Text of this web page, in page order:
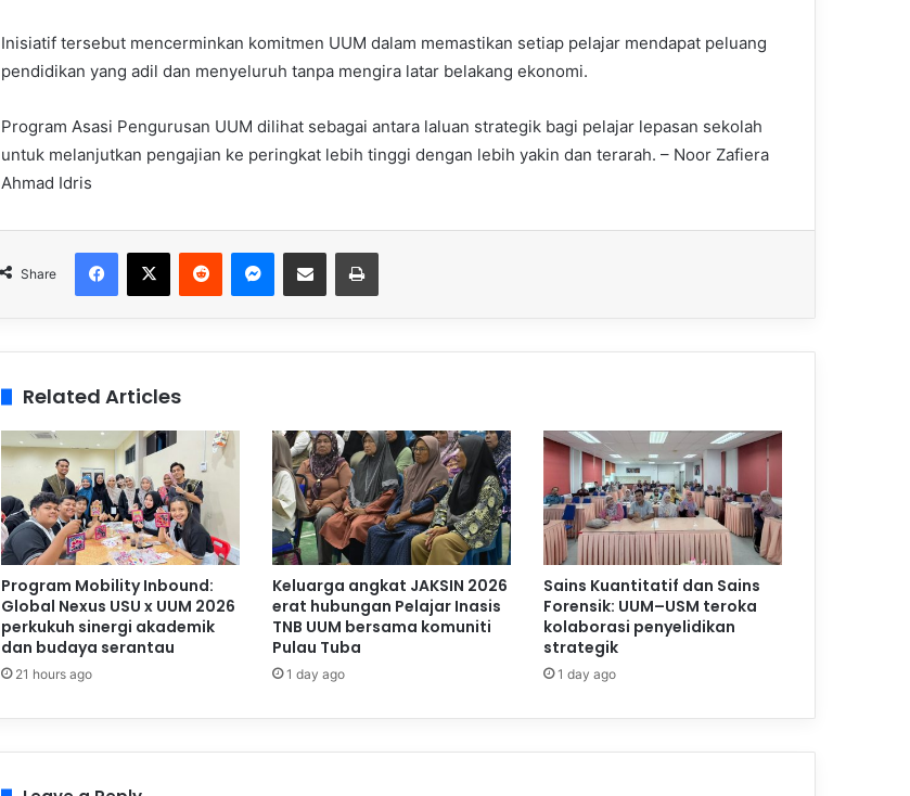
Inisiatif tersebut mencerminkan komitmen UUM dalam memastikan setiap pelajar mendapat peluang
pendidikan yang adil dan menyeluruh tanpa mengira latar belakang ekonomi.
Program Asasi Pengurusan UUM dilihat sebagai antara laluan strategik bagi pelajar lepasan sekolah
untuk melanjutkan pengajian ke peringkat lebih tinggi dengan lebih yakin dan terarah. – Noor Zafiera
Ahmad Idris
Share
Related Articles
Program Mobility Inbound:
Global Nexus USU x UUM 2026
perkukuh sinergi akademik
dan budaya serantau
21 hours ago
Keluarga angkat JAKSIN 2026
erat hubungan Pelajar Inasis
TNB UUM bersama komuniti
Pulau Tuba
1 day ago
Sains Kuantitatif dan Sains
Forensik: UUM–USM teroka
kolaborasi penyelidikan
strategik
1 day ago